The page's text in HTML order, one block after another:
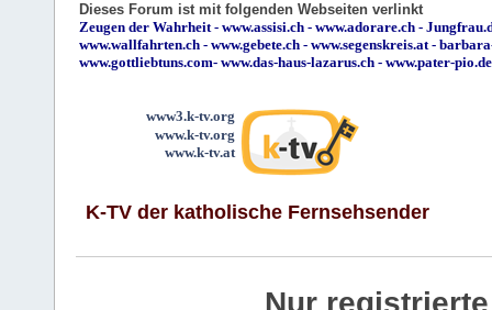
Dieses Forum ist mit folgenden Webseiten verlinkt
Zeugen der Wahrheit- www.assisi.ch - www.adorare.ch -
www.wallfahrten.ch - www.gebete.ch - www.segenskreis.at-
www.gottliebtuns.com- www.das-haus-lazarus.ch - www.pater-pio.de
www3.k-tv.org
www.k-tv.org
www.k-tv.at
K-TV der katholische Fernsehsender
Nur